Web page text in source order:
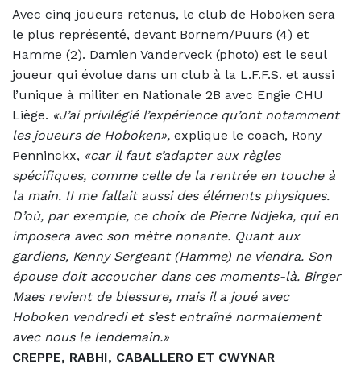
Avec cinq joueurs retenus, le club de Hoboken sera
le plus représenté, devant Bornem/Puurs (4) et
Hamme (2). Damien Vanderveck (photo) est le seul
joueur qui évolue dans un club à la L.F.F.S. et aussi
l’unique à militer en Nationale 2B avec Engie CHU
Liège. «J’ai privilégié l’expérience qu’ont notamment
les joueurs de Hoboken», explique le coach, Rony
Penninckx, «car il faut s’adapter aux règles
spécifiques, comme celle de la rentrée en touche à
la main. II me fallait aussi des éléments physiques.
D’où, par exemple, ce choix de Pierre Ndjeka, qui en
imposera avec son mètre nonante. Quant aux
gardiens, Kenny Sergeant (Hamme) ne viendra. Son
épouse doit accoucher dans ces moments-là. Birger
Maes revient de blessure, mais il a joué avec
Hoboken vendredi et s’est entraîné normalement
avec nous le lendemain.»
CREPPE, RABHI, CABALLERO ET CWYNAR